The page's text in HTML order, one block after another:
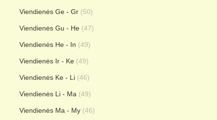
Viendienės Ge - Gr (50)
Viendienės Gu - He (47)
Viendienės He - In (49)
Viendienės Ir - Ke (49)
Viendienės Ke - Li (46)
Viendienės Li - Ma (49)
Viendienės Ma - My (46)